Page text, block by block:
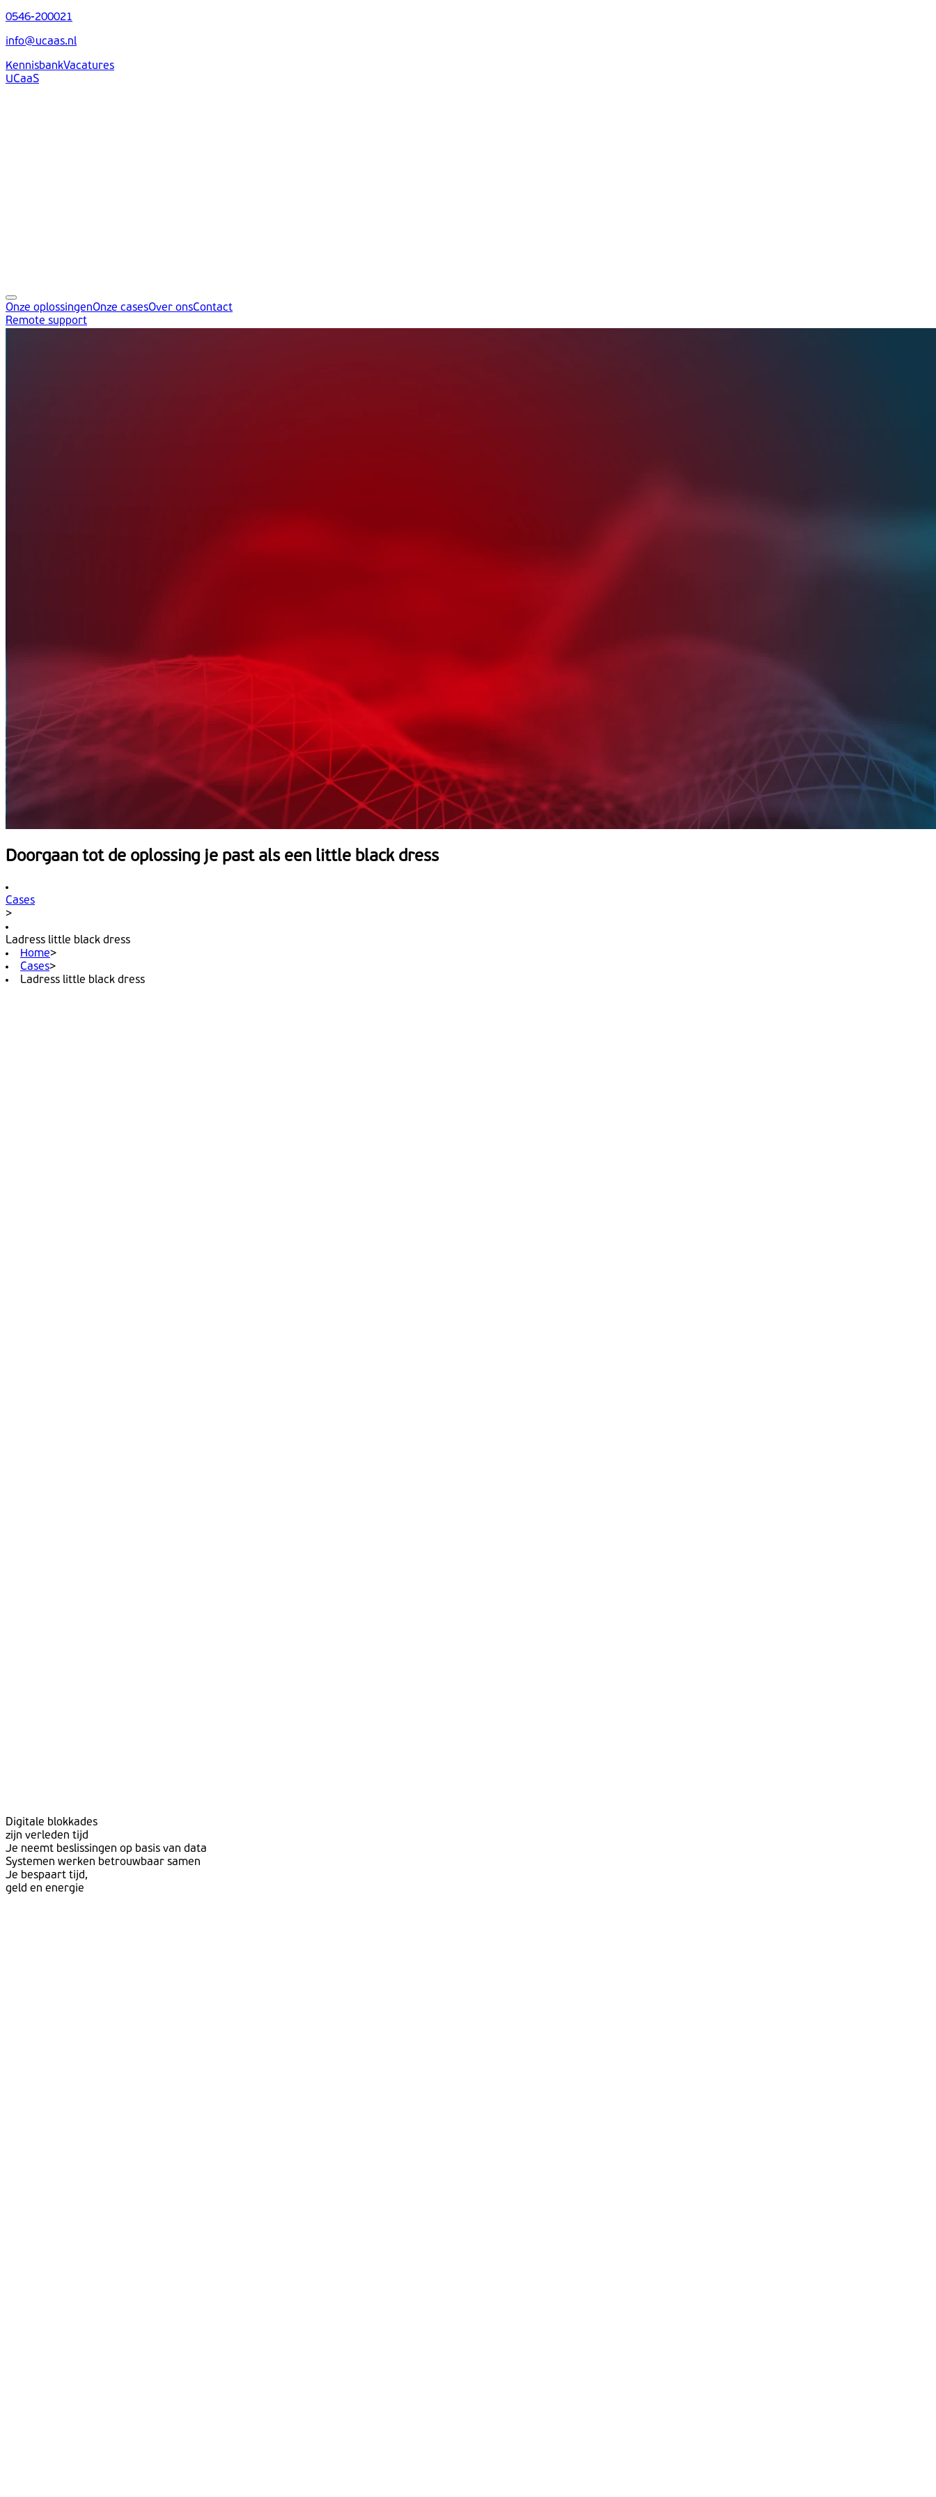
0546-200021
info@ucaas.nl
KennisbankVacatures
UCaaS
Onze oplossingenOnze casesOver onsContact
Remote support
Doorgaan tot de oplossing je past als een little black dress
Cases
>
Ladress little black dress
Home>
Cases>
Ladress little black dress
Digitale blokkades
zijn verleden tijd
Je neemt beslissingen op basis van data
Systemen werken betrouwbaar samen
Je bespaart tijd,
geld en energie